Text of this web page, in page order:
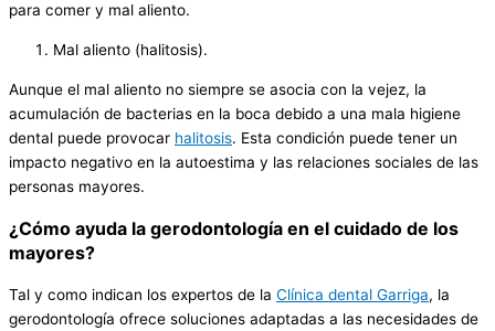
para comer y mal aliento.
Mal aliento (halitosis).
Aunque el mal aliento no siempre se asocia con la vejez, la
acumulación de bacterias en la boca debido a una mala higiene
dental puede provocar halitosis. Esta condición puede tener un
impacto negativo en la autoestima y las relaciones sociales de las
personas mayores.
¿Cómo ayuda la gerodontología en el cuidado de los
mayores?
Tal y como indican los expertos de la Clínica dental Garriga, la
gerodontología ofrece soluciones adaptadas a las necesidades de